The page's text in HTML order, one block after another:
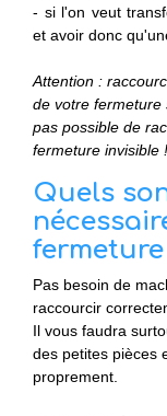
- si l'on veut
et avoir donc
Attention :
de votre fermeture
pas possible de
fermeture invisible !
Quels
fermeture
Pas besoin de
raccourcir
Il vous faudra
des petites pièces
proprement.